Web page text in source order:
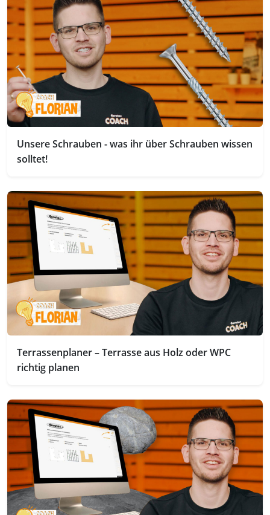
Unsere Schrauben - was ihr über Schrauben wissen
solltet!
Terrassenplaner – Terrasse aus Holz oder WPC
richtig planen